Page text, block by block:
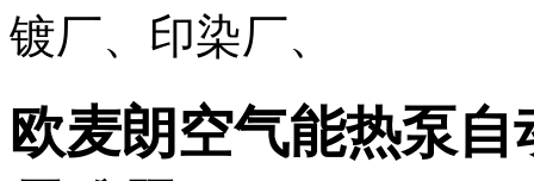
镀厂、印染厂、
欧麦朗空气能热泵